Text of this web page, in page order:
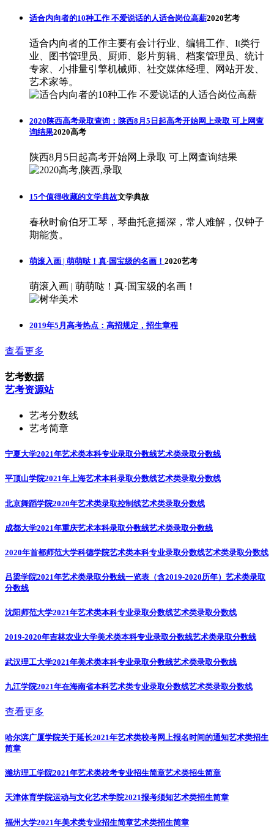
适合内向者的10种工作 不爱说话的人适合岗位高薪2020艺考
适合内向者的工作主要有会计行业、编辑工作、It类行
业、图书管理员、厨师、影片剪辑、档案管理员、统计
专家、小排量引擎机械师、社交媒体经理、网站开发、
艺术家等。
2020陕西高考录取查询：陕西8月5日起高考开始网上录取 可上网查
询结果2020高考
陕西8月5日起高考开始网上录取 可上网查询结果
15个值得收藏的文学典故文学典故
春秋时俞伯牙工琴，琴曲托意摇深，常人难解，仅钟子
期能赏。
萌滚入画 | 萌萌哒！真·国宝级的名画！ 2020艺考
萌滚入画 | 萌萌哒！真·国宝级的名画！
2019年5月高考热点：高招规定，招生章程
查看更多
艺考数据
艺考资源站
艺考分数线
艺考简章
宁夏大学2021年艺术类本科专业录取分数线艺术类录取分数线
平顶山学院2021年上海艺术本科录取分数线艺术类录取分数线
北京舞蹈学院2020年艺术类录取控制线艺术类录取分数线
成都大学2021年重庆艺术本科录取分数线艺术类录取分数线
2020年首都师范大学科德学院艺术类本科专业录取分数线艺术类录取分数线
吕梁学院2021年艺术类录取分数线一览表（含2019-2020历年） 艺术类录取
分数线
沈阳师范大学2021年艺术类本科专业录取分数线艺术类录取分数线
2019-2020年吉林农业大学美术类本科专业录取分数线艺术类录取分数线
武汉理工大学2021年美术类本科专业录取分数线艺术类录取分数线
九江学院2021年在海南省本科艺术类专业录取分数线艺术类录取分数线
查看更多
哈尔滨广厦学院关于延长2021年艺术类校考网上报名时间的通知艺术类招生
简章
潍坊理工学院2021年艺术类校考专业招生简章艺术类招生简章
天津体育学院运动与文化艺术学院2021报考须知艺术类招生简章
福州大学2021年美术类专业招生简章艺术类招生简章